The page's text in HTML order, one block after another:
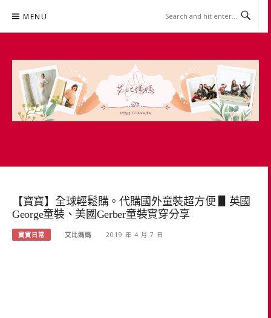
content
MENU
【寶寶】全球輕鬆購。代購國外童裝超方便 ▋英國
George童裝、美國Gerber童裝實穿分享
寶寶日常 艾比媽媽 2019 年 4 月 7 日